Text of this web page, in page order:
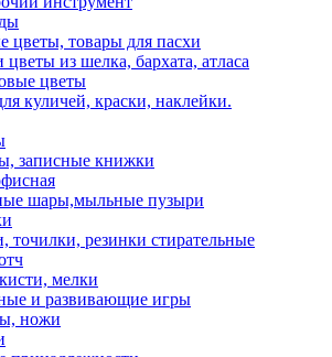
цветы, товары для пасхи
цветы из шелка, бархата, атласа
цветы
куличей, краски, наклейки.
записные книжки
шары,мыльные пузыри
точилки, резинки стирательные
мелки
и развивающие игры
ножи